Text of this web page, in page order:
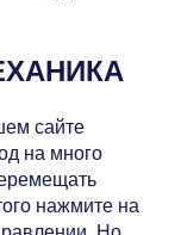
сайте
на много
нажмите на